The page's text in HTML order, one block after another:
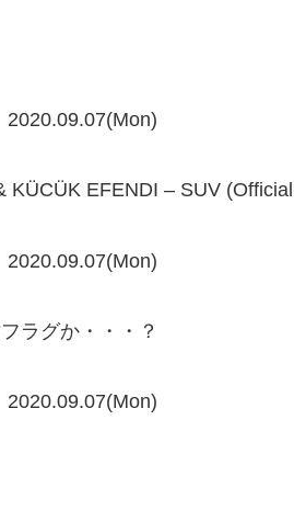
2020.09.07(Mon)
KÜCÜK EFENDI – SUV
2020.09.07(Mon)
ラグか・・・？
2020.09.07(Mon)